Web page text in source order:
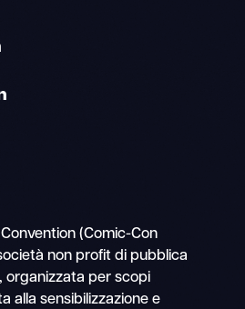
(Comic-Con
non profit di pubblica
organizzata per scopi
alla sensibilizzazione e